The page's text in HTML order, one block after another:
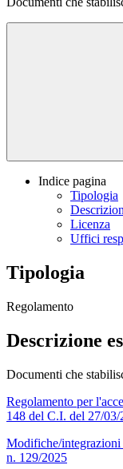
Indice pagina
Tipologia
Licenza
Uffici
Tipologia
Regolamento
Descrizione
Documenti che
Regolamento per
148 del C.I. del 27/03/
Modifiche/integrazioni
n. 129/2025